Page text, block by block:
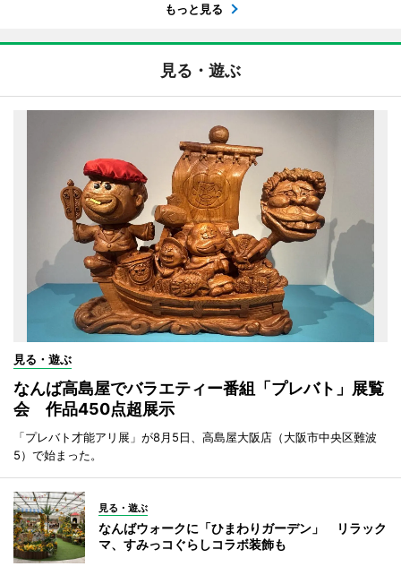
もっと見る
見る・遊ぶ
見る・遊ぶ
なんば高島屋でバラエティー番組「プレバト」展覧
会 作品450点超展示
「プレバト才能アリ展」が8月5日、高島屋大阪店（大阪市中央区難波
5）で始まった。
見る・遊ぶ
なんばウォークに「ひまわりガーデン」 リラック
マ、すみっコぐらしコラボ装飾も